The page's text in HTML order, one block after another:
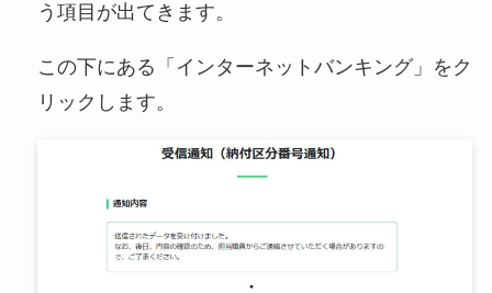
う項目が出てきます。
この下にある「インターネットバンキング」をク
リックします。